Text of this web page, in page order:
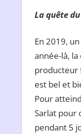
La quête
En 2019,
année-là,
producteur
est bel et
Pour
Sarlat pour
pendant 5